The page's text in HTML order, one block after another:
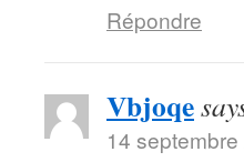
Répondre
Vbjoqe
14